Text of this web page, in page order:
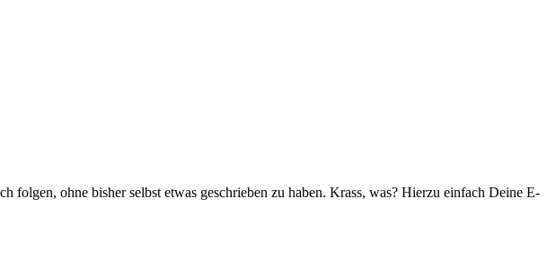
folgen, ohne bisher selbst etwas geschrieben zu haben. Krass, was? Hierzu einfach Deine E-